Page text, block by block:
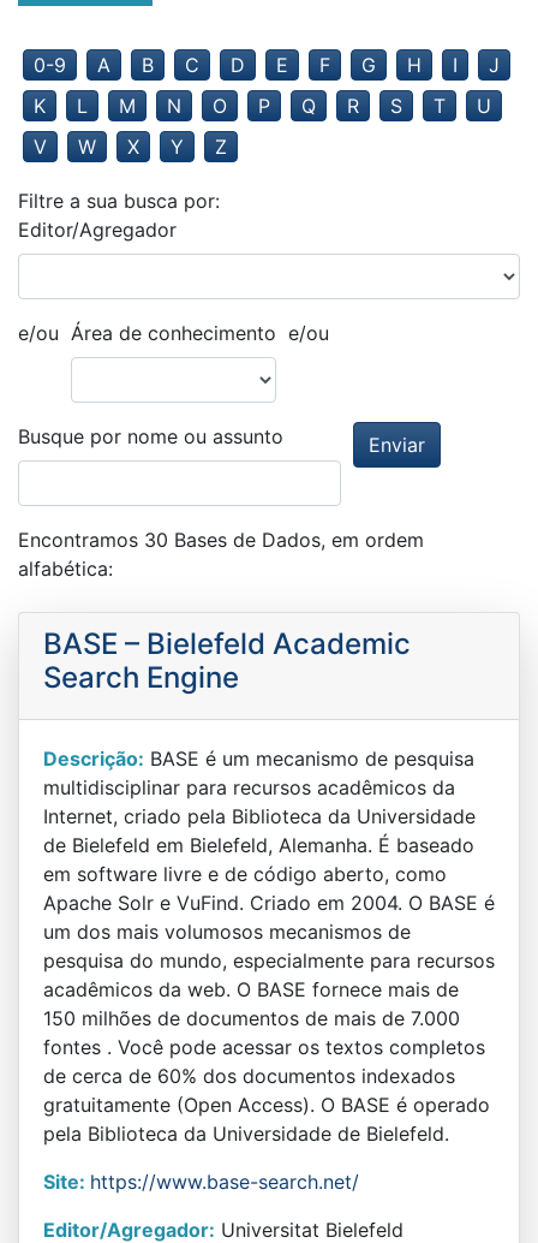
0-9 A B C D E F G H I
J
K
L M N O P Q R S T
U
V
W X Y Z
Filtre a sua busca por:
Editor/Agregador
e/ou Área de conhecimento e/ou
Busque por nome ou assunto Enviar
Encontramos 30 Bases de Dados, em ordem
alfabética:
BASE – Bielefeld Academic
Search Engine
Descrição: BASE é um mecanismo de pesquisa
multidisciplinar para recursos acadêmicos da
Internet, criado pela Biblioteca da Universidade
de Bielefeld em Bielefeld, Alemanha. É baseado
em software livre e de código aberto, como
Apache Solr e VuFind. Criado em 2004. O BASE é
um dos mais volumosos mecanismos de
pesquisa do mundo, especialmente para recursos
acadêmicos da web. O BASE fornece mais de
150 milhões de documentos de mais de 7.000
fontes . Você pode acessar os textos completos
de cerca de 60% dos documentos indexados
gratuitamente (Open Access). O BASE é operado
pela Biblioteca da Universidade de Bielefeld.
Site: https://www.base-search.net/
Editor/Agregador: Universitat Bielefeld